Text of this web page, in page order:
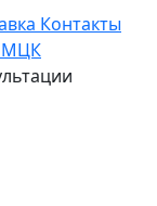
Контакты